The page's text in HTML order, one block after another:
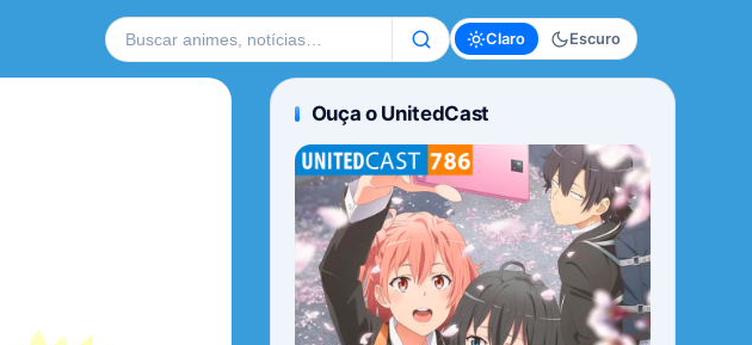
Buscar no site Claro Escuro
Ouça o UnitedCast